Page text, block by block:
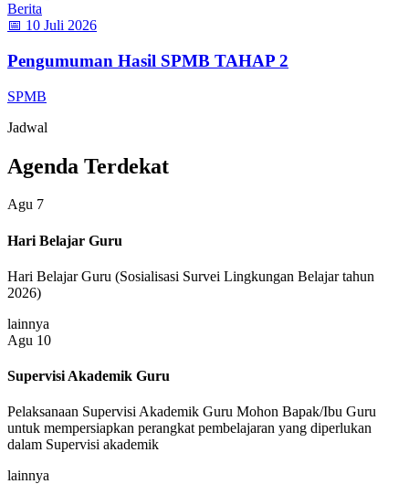
Berita
📅 10 Juli 2026
Pengumuman Hasil SPMB TAHAP 2
SPMB
Jadwal
Agenda Terdekat
Agu 7
Hari Belajar Guru
Hari Belajar Guru (Sosialisasi Survei Lingkungan Belajar tahun
2026)
lainnya
Agu 10
Supervisi Akademik Guru
Pelaksanaan Supervisi Akademik Guru Mohon Bapak/Ibu Guru
untuk mempersiapkan perangkat pembelajaran yang diperlukan
dalam Supervisi akademik
lainnya